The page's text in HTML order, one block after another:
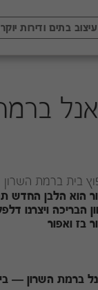
עיצוב בתים ודירות
בית ברמת השרון
הבריכה ויצרנו
בז ואפור
ברמת השרון —